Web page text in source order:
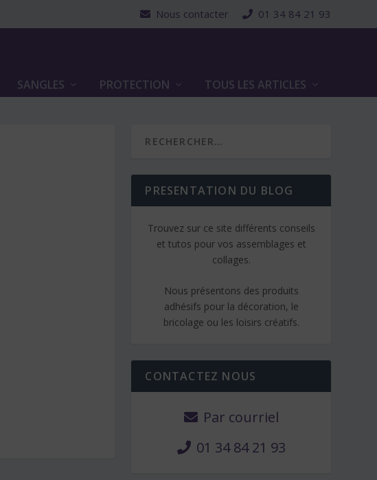
Nous contacter 01 34 84 21 93
SANGLES PROTECTION TOUS LES ARTICLES
PRESENTATION DU BLOG
Trouvez sur ce site différents conseils
et tutos pour vos assemblages et
collages.
Nous présentons des produits
adhésifs pour la décoration, le
bricolage ou les loisirs créatifs.
CONTACTEZ NOUS
Par courriel
01 34 84 21 93